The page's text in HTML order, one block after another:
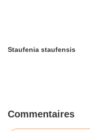
Staufenia staufensis
Commentaires